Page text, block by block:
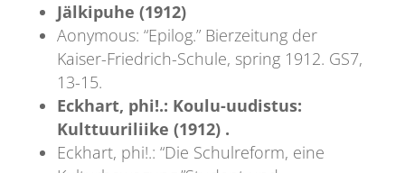
Jälkipuhe (1912)
Aonymous: “Epilog.” Bierzeitung der
Kaiser-Friedrich-Schule, spring 1912. GS7,
13-15.
Eckhart, phi!.: Koulu-uudistus:
Kulttuuriliike (1912) .
Eckhart, phi!.: “Die Schulreform, eine